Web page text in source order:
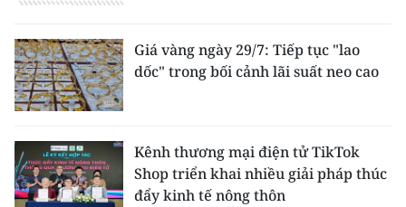
Giá vàng ngày 29/7: Tiếp tục "lao
dốc" trong bối cảnh lãi suất neo cao
Kênh thương mại điện tử TikTok
Shop triển khai nhiều giải pháp thúc
đẩy kinh tế nông thôn